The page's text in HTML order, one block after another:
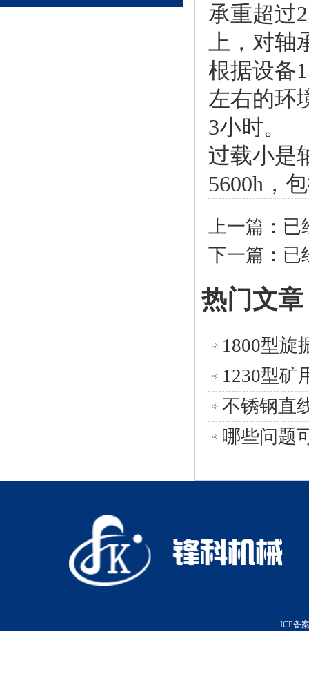
承重超过
上，对
根据设备
左右的环
3小时。
过载小是
5600h，
上一篇：已
下一篇：已
热门文章
1800型旋
1230型矿
不锈钢直
哪些问题
ICP备